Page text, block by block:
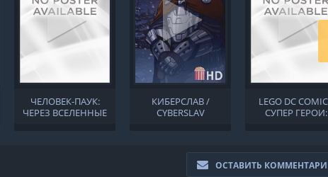
ЧЕЛОВЕК-ПАУК:
ЧЕРЕЗ ВСЕЛЕННЫЕ
КИБЕРСЛАВ /
CYBERSLAV
LEGO DC
СУПЕР ГЕРОИ:
HEROES:
- RAGE OF
ОСТАВИТЬ